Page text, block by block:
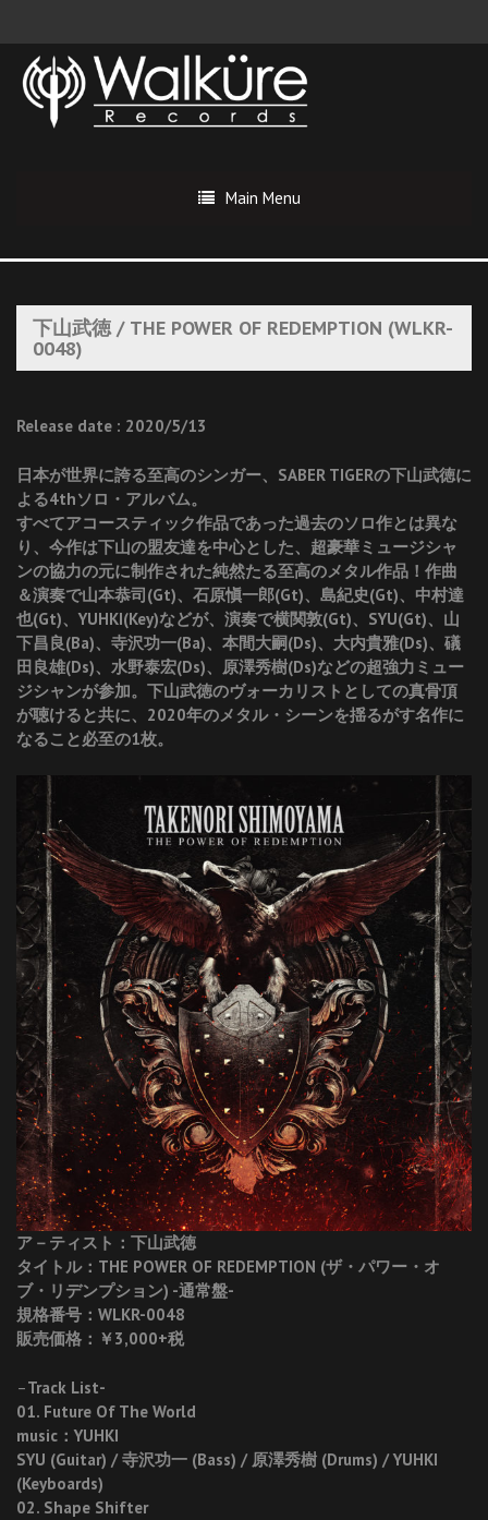
Main Menu
下山武徳 / THE POWER OF REDEMPTION (WLKR-
0048)
Release date : 2020/5/13
日本が世界に誇る至高のシンガー、SABER TIGERの下山武徳に
よる4thソロ・アルバム。
すべてアコースティック作品であった過去のソロ作とは異な
り、今作は下山の盟友達を中心とした、超豪華ミュージシャ
ンの協力の元に制作された純然たる至高のメタル作品！作曲
＆演奏で山本恭司(Gt)、石原愼一郎(Gt)、島紀史(Gt)、中村達
也(Gt)、YUHKI(Key)などが、演奏で横関敦(Gt)、SYU(Gt)、山
下昌良(Ba)、寺沢功一(Ba)、本間大嗣(Ds)、大内貴雅(Ds)、礒
田良雄(Ds)、水野泰宏(Ds)、原澤秀樹(Ds)などの超強力ミュー
ジシャンが参加。下山武徳のヴォーカリストとしての真骨頂
が聴けると共に、2020年のメタル・シーンを揺るがす名作に
なること必至の1枚。
ア－ティスト：下山武徳
タイトル：THE POWER OF REDEMPTION (ザ・パワー・オ
ブ・リデンプション) -通常盤-
規格番号：WLKR-0048
販売価格：￥3,000+税
–Track List-
01. Future Of The World
music：YUHKI
SYU (Guitar) / 寺沢功一 (Bass) / 原澤秀樹 (Drums) / YUHKI
(Keyboards)
02. Shape Shifter